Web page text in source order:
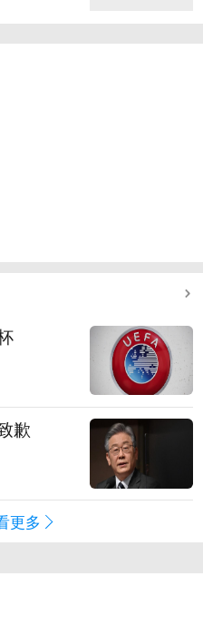
歉
更多